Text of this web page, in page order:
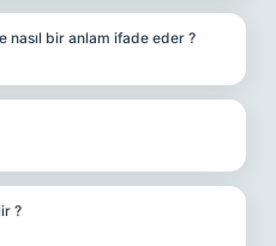
nasıl bir anlam ifade eder ?
?